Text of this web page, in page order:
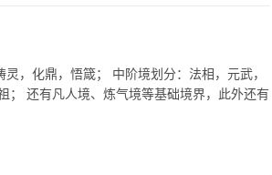
，化鼎，悟箴； 中阶境划分：法相，元武，
； 还有凡人境、炼气境等基础境界，此外还有